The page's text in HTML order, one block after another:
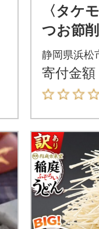
〈タケ
つお節
ット」
静岡県浜松
寄付金額